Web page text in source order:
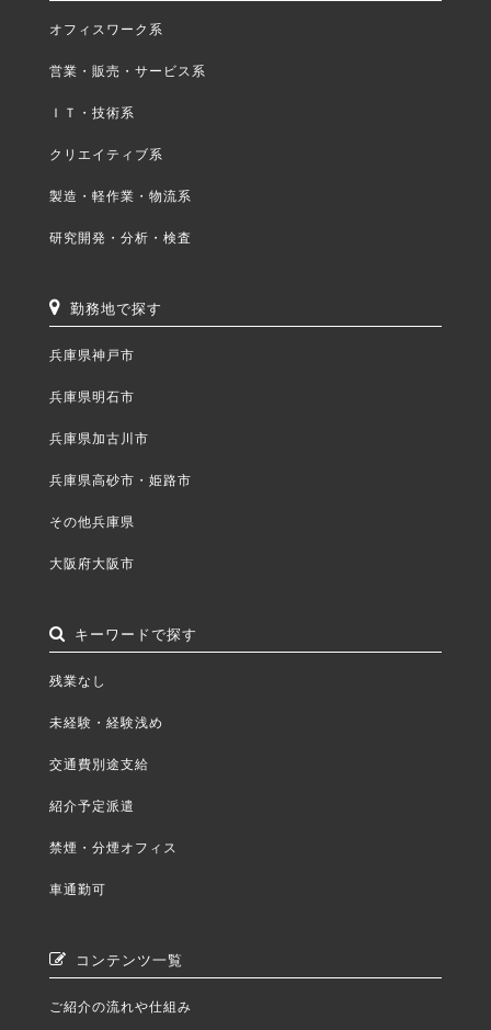
オフィスワーク系
営業・販売・サービス系
ＩＴ・技術系
クリエイティブ系
製造・軽作業・物流系
研究開発・分析・検査
勤務地で探す
兵庫県神戸市
兵庫県明石市
兵庫県加古川市
兵庫県高砂市・姫路市
その他兵庫県
大阪府大阪市
キーワードで探す
残業なし
未経験・経験浅め
交通費別途支給
紹介予定派遣
禁煙・分煙オフィス
車通勤可
コンテンツ一覧
ご紹介の流れや仕組み